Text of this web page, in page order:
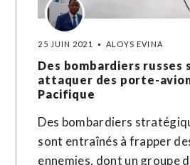
25 JUIN 2021 ALOYS EVINA
Des bombardiers russes
attaquer des porte-
Pacifique
Des bombardiers
sont entraînés à frapper
ennemies, dont un groupe